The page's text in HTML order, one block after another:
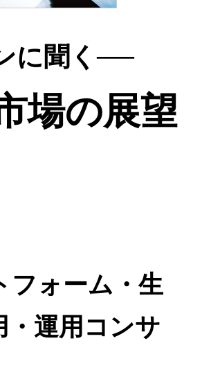
に聞く──
場の展望
フォーム・生
・運用コンサ